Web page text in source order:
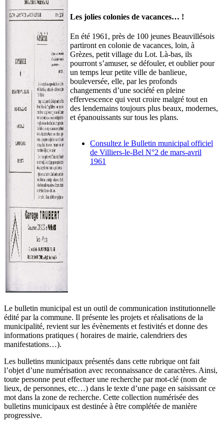
Les jolies colonies de vacances… !
En été 1961, près de 100 jeunes Beauvillésois
partiront en colonie de vacances, loin, à
Grèzes, petit village du Lot. Là-bas, ils
pourront s’amuser, se défouler, et oublier pour
un temps leur petite ville de banlieue,
bouleversée, elle, par les profonds
changements d’une société en pleine
effervescence qui veut croire malgré tout en
des lendemains toujours plus beaux, modernes,
et épanouissants sur tous les plans.
Consultez le Bulletin municipal officiel
de Villiers-le-Bel N°2 de mars-avril
1961
Le bulletin municipal est un outil de communication institutionnelle
édité par la commune. Il présente les projets et réalisations de la
municipalité, revient sur les évènements et festivités et donne des
informations pratiques ( horaires de mairie, calendriers des
manifestations…).
Les bulletins municipaux présentés dans cette rubrique ont fait
l’objet d’une numérisation avec reconnaissance de caractères. Ainsi,
toute personne peut effectuer une recherche par mot-clé (nom de
lieux, de personnes, etc…) dans le texte d’une page en saisissant ce
mot dans la zone de recherche. Cette collection numérisée des
bulletins municipaux est destinée à être complétée de manière
progressive.